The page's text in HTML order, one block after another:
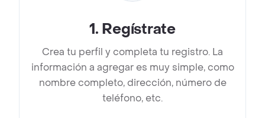
1. Regístrate
Crea tu perfil y completa tu registro. La
información a agregar es muy simple, como
nombre completo, dirección, número de
teléfono, etc.